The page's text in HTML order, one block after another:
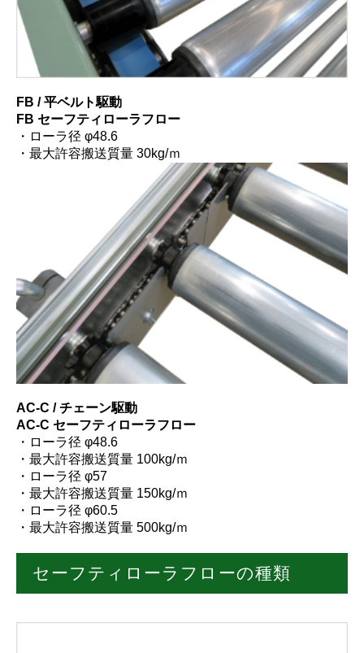
FB / 平ベルト駆動
FB セーフティローラフロー
・ローラ径 φ48.6
・最大許容搬送質量 30kg/ｍ
AC-C / チェーン駆動
AC-C セーフティローラフロー
・ローラ径 φ48.6
・最大許容搬送質量 100kg/ｍ
・ローラ径 φ57
・最大許容搬送質量 150kg/ｍ
・ローラ径 φ60.5
・最大許容搬送質量 500kg/ｍ
セーフティローラフローの種類